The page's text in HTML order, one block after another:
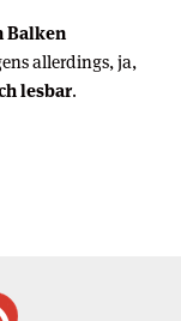
Balken
allerdings, ja,
lesbar.